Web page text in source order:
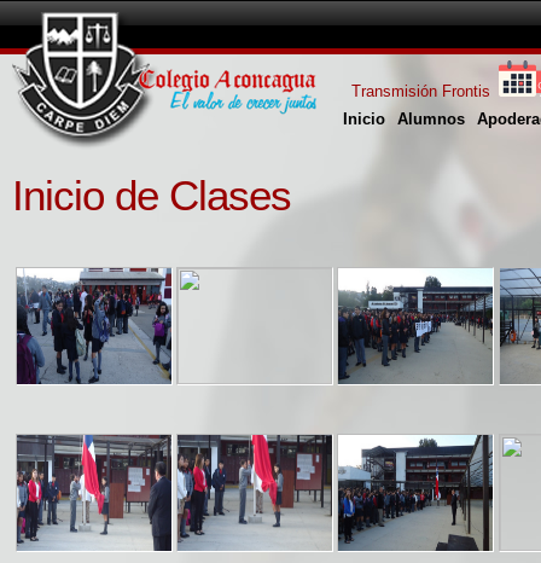
Inicio Alumnos
Transmisión Frontis
Inicio de Clases